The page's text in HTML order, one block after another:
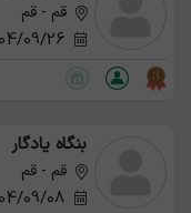
قم - قم
04/09/26
بنگاه یادگار
قم - قم
04/09/08